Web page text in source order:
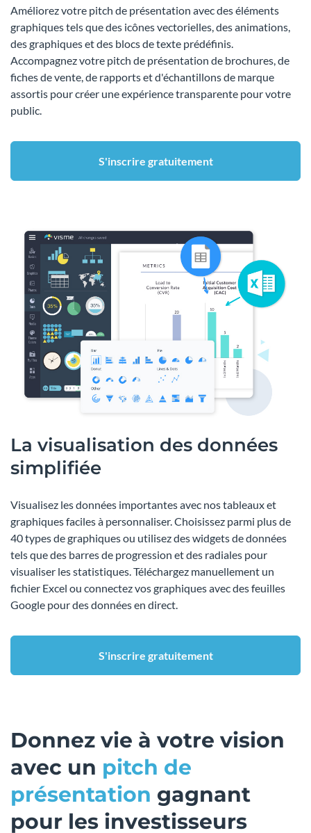
Améliorez votre pitch de présentation avec des éléments
graphiques tels que des icônes vectorielles, des animations,
des graphiques et des blocs de texte prédéfinis.
Accompagnez votre pitch de présentation de brochures, de
fiches de vente, de rapports et d'échantillons de marque
assortis pour créer une expérience transparente pour votre
public.
S'inscrire gratuitement
La visualisation des données
simplifiée
Visualisez les données importantes avec nos tableaux et
graphiques faciles à personnaliser. Choisissez parmi plus de
40 types de graphiques ou utilisez des widgets de données
tels que des barres de progression et des radiales pour
visualiser les statistiques. Téléchargez manuellement un
fichier Excel ou connectez vos graphiques avec des feuilles
Google pour des données en direct.
S'inscrire gratuitement
Donnez vie à votre vision
avec un pitch de
présentation gagnant
pour les investisseurs